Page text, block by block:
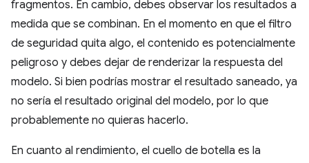
fragmentos. En cambio, debes observar los resultados a
medida que se combinan. En el momento en que el filtro
de seguridad quita algo, el contenido es potencialmente
peligroso y debes dejar de renderizar la respuesta del
modelo. Si bien podrías mostrar el resultado saneado, ya
no sería el resultado original del modelo, por lo que
probablemente no quieras hacerlo.
En cuanto al rendimiento, el cuello de botella es la